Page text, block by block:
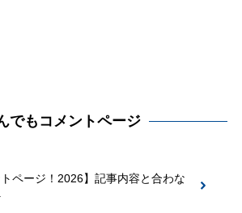
でもコメントページ
トページ！2026】記事内容と合わな